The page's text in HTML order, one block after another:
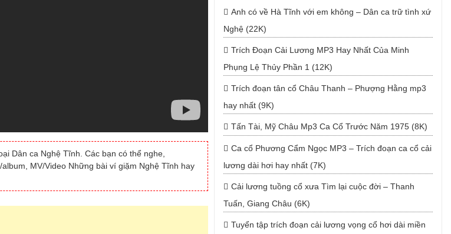
Dân ca Nghệ Tĩnh. Các bạn có thể nghe,
MV/Video Những bài ví giặm Nghệ Tĩnh hay
Anh có về Hà Tĩnh với em không – Dân ca trữ tình xứ
Nghệ (22K)
Trích Đoạn Cải Lương MP3 Hay Nhất Của Minh
Phụng Lệ Thủy Phần 1 (12K)
Trích đoạn tân cổ Châu Thanh – Phượng Hằng mp3
hay nhất (9K)
Tấn Tài, Mỹ Châu Mp3 Ca Cổ Trước Năm 1975 (8K)
Ca cổ Phương Cẩm Ngọc MP3 – Trích đoạn ca cổ cải
lương dài hơi hay nhất (7K)
Cải lương tuồng cổ xưa Tìm lại cuộc đời – Thanh
Tuấn, Giang Châu (6K)
Tuyển tập trích đoạn cải lương vọng cổ hơi dài miền